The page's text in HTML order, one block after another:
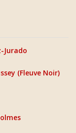
Jurado
(Fleuve Noir)